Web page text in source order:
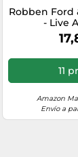
Robben Ford
- Live
11
Amazon
Envío a